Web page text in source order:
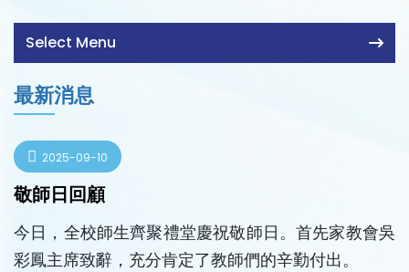
Select Menu
最新消息
2025-09-10
敬師日回顧
今日，全校師生齊聚禮堂慶祝敬師日。首先家教會吳
彩鳳主席致辭，充分肯定了教師們的辛勤付出。